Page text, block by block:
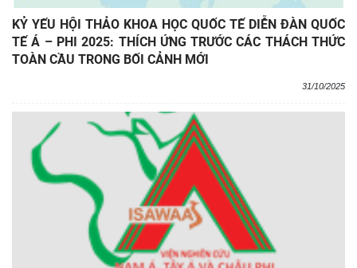
KỶ YẾU HỘI THẢO KHOA HỌC QUỐC TẾ DIỄN ĐÀN QUỐC
TẾ Á – PHI 2025: THÍCH ỨNG TRƯỚC CÁC THÁCH THỨC
TOÀN CẦU TRONG BỐI CẢNH MỚI
31/10/2025